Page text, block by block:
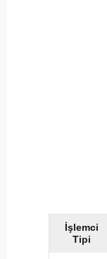
İşlemci
Tipi